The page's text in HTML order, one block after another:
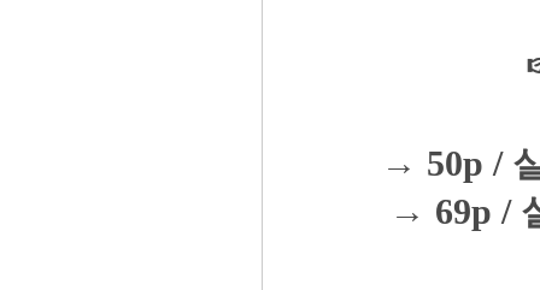
→ 50p /
→ 69p /